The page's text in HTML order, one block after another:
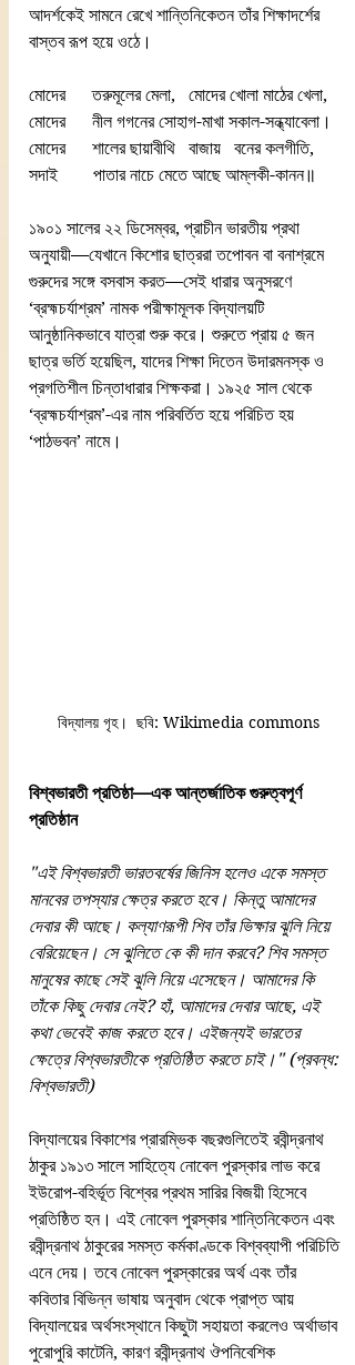
আদর্শকেই সামনে রেখে শান্তিনিকেতন তাঁর শিক্ষাদর্শের
বাস্তব রূপ হয়ে ওঠে।
মোদের      তরুমূলের মেলা,   মোদের খোলা মাঠের খেলা,
মোদের      নীল গগনের সোহাগ-মাখা সকাল-সন্ধ্যাবেলা।
মোদের      শালের ছায়াবীথি   বাজায়   বনের কলগীতি,
সদাই        পাতার নাচে মেতে আছে আম্‌লকী-কানন॥
১৯০১ সালের ২২ ডিসেম্বর, প্রাচীন ভারতীয় প্রথা
অনুযায়ী—যেখানে কিশোর ছাত্ররা তপোবন বা বনাশ্রমে
গুরুদের সঙ্গে বসবাস করত—সেই ধারার অনুসরণে
‘ব্রহ্মচর্যাশ্রম’ নামক পরীক্ষামূলক বিদ্যালয়টি
আনুষ্ঠানিকভাবে যাত্রা শুরু করে। শুরুতে প্রায় ৫ জন
ছাত্র ভর্তি হয়েছিল, যাদের শিক্ষা দিতেন উদারমনস্ক ও
প্রগতিশীল চিন্তাধারার শিক্ষকরা। ১৯২৫ সাল থেকে
‘ব্রহ্মচর্যাশ্রম’-এর নাম পরিবর্তিত হয়ে পরিচিত হয়
‘পাঠভবন’ নামে।
বিদ্যালয় গৃহ।  ছবি: Wikimedia commons
বিশ্বভারতী প্রতিষ্ঠা—এক আন্তর্জাতিক গুরুত্বপূর্ণ
প্রতিষ্ঠান
"এই বিশ্বভারতী ভারতবর্ষের জিনিস হলেও একে সমস্ত
মানবের তপস্যার ক্ষেত্র করতে হবে। কিন্তু আমাদের
দেবার কী আছে। কল্যাণরূপী শিব তাঁর ভিক্ষার ঝুলি নিয়ে
বেরিয়েছেন। সে ঝুলিতে কে কী দান করবে? শিব সমস্ত
মানুষের কাছে সেই ঝুলি নিয়ে এসেছেন। আমাদের কি
তাঁকে কিছু দেবার নেই? হাঁ, আমাদের দেবার আছে, এই
কথা ভেবেই কাজ করতে হবে। এইজন্যই ভারতের
ক্ষেত্রে বিশ্বভারতীকে প্রতিষ্ঠিত করতে চাই।" (প্রবন্ধ:
বিশ্বভারতী)
বিদ্যালয়ের বিকাশের প্রারম্ভিক বছরগুলিতেই রবীন্দ্রনাথ
ঠাকুর ১৯১৩ সালে সাহিত্যে নোবেল পুরস্কার লাভ করে
ইউরোপ-বহির্ভূত বিশ্বের প্রথম সারির বিজয়ী হিসেবে
প্রতিষ্ঠিত হন। এই নোবেল পুরস্কার শান্তিনিকেতন এবং
রবীন্দ্রনাথ ঠাকুরের সমস্ত কর্মকাণ্ডকে বিশ্বব্যাপী পরিচিতি
এনে দেয়। তবে নোবেল পুরস্কারের অর্থ এবং তাঁর
কবিতার বিভিন্ন ভাষায় অনুবাদ থেকে প্রাপ্ত আয়
বিদ্যালয়ের অর্থসংস্থানে কিছুটা সহায়তা করলেও অর্থাভাব
পুরোপুরি কাটেনি, কারণ রবীন্দ্রনাথ ঔপনিবেশিক